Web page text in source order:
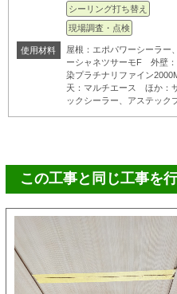
シーリング打ち替え
現場調査・点検
使用材料
屋根：エポパワーシーラー
ーシャネツサーモF 外壁
染プラチナリファイン
天：マルチエース ほか：
ックシーラー、アステック
この工事と同じ工事を